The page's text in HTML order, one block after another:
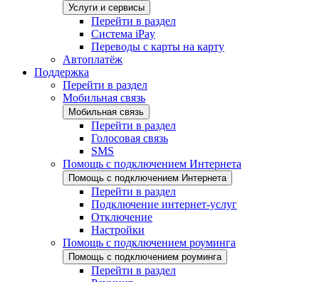
Услуги и сервисы
Перейти в раздел
Система iPay
Переводы с карты на карту
Автоплатёж
Поддержка
Перейти в раздел
Мобильная связь
Мобильная связь
Перейти в раздел
Голосовая связь
SMS
Помощь с подключением Интернета
Помощь с подключением Интернета
Перейти в раздел
Подключение интернет-услуг
Отключение
Настройки
Помощь с подключением роуминга
Помощь с подключением роуминга
Перейти в раздел